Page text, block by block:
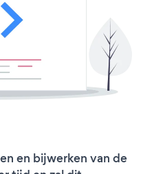
en bijwerken van de